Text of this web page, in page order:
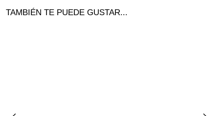
TAMBIÉN TE PUEDE GUSTAR...